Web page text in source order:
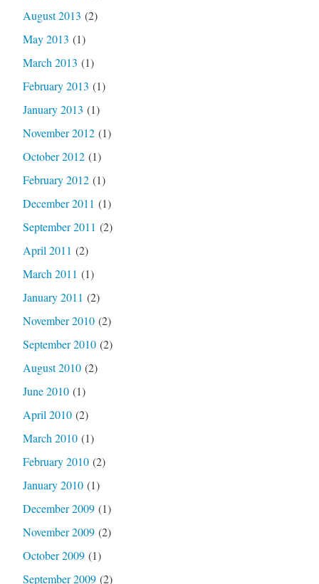
August 2013 (2)
May 2013 (1)
March 2013 (1)
February 2013 (1)
January 2013 (1)
November 2012(1)
October 2012(1)
February 2012(1)
December 2011 (1)
September 2011 (2)
April 2011 (2)
March 2011 (1)
January 2011 (2)
November 2010(2)
September 2010(2)
August 2010(2)
June 2010(1)
April 2010(2)
March 2010(1)
February 2010(2)
January 2010(1)
December 2009(1)
November 2009(2)
October 2009(1)
September 2009(2)